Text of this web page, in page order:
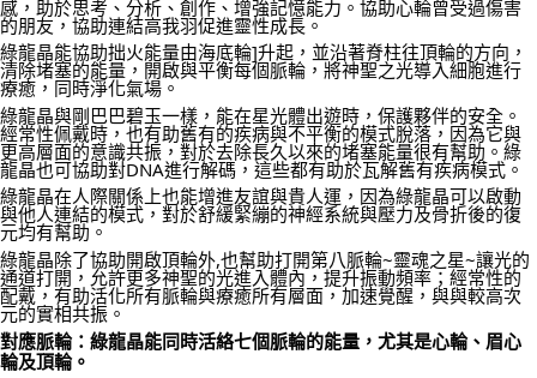
感，助於思考、分析、創作、增強記憶能力。協助心輪曾受過傷害
的朋友，協助連結高我羽促進靈性成長。
綠龍晶能協助拙火能量由海底輪]升起，並沿著脊柱往頂輪的方向，
清除堵塞的能量，開啟與平衡每個脈輪，將神聖之光導入細胞進行
療癒，同時淨化氣場。
綠龍晶與剛巴巴碧玉一樣，能在星光體出遊時，保護夥伴的安全。
經常性佩戴時，也有助舊有的疾病與不平衡的模式脫落，因為它與
更高層面的意識共振，對於去除長久以來的堵塞能量很有幫助。綠
龍晶也可協助對DNA進行解碼，這些都有助於瓦解舊有疾病模式。
綠龍晶在人際關係上也能增進友誼與貴人運，因為綠龍晶可以啟動
與他人連結的模式，對於舒緩緊繃的神經系統與壓力及骨折後的復
元均有幫助。
綠龍晶除了協助開啟頂輪外,也幫助打開第八脈輪~靈魂之星~讓光的
通道打開，允許更多神聖的光進入體內，提升振動頻率；經常性的
配戴，有助活化所有脈輪與療癒所有層面，加速覺醒，與與較高次
元的實相共振。
對應脈輪：綠龍晶能同時活絡七個脈輪的能量，尤其是心輪、眉心
輪及頂輪。